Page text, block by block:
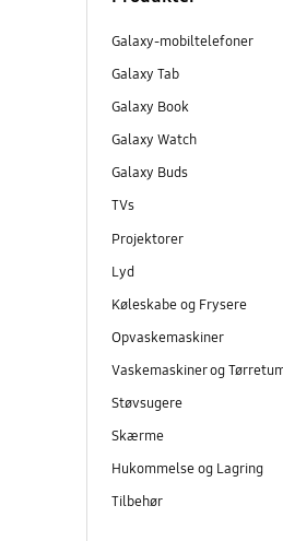
Galaxy-mobiltelefoner
Galaxy Tab
Galaxy Book
Galaxy Watch
Galaxy Buds
TVs
Projektorer
Lyd
Køleskabe og Frysere
Opvaskemaskiner
Vaskemaskiner og
Støvsugere
Skærme
Hukommelse og Lagring
Tilbehør